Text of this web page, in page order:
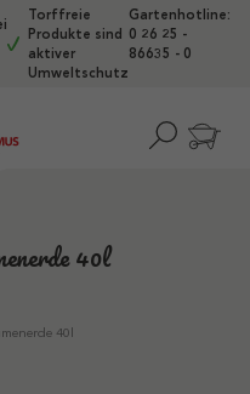
Torffreie
Produkte sind
aktiver
Umweltschutz
Gartenhotline:
0 26 25 -
86635 - 0
40l
40l